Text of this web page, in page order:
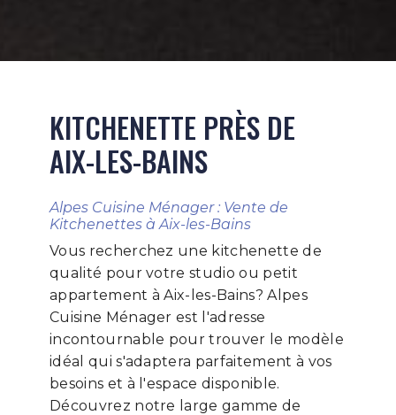
KITCHENETTE PRÈS DE
AIX-LES-BAINS
Alpes Cuisine Ménager : Vente de
Kitchenettes à Aix-les-Bains
Vous recherchez une kitchenette de
qualité pour votre studio ou petit
appartement à Aix-les-Bains? Alpes
Cuisine Ménager est l'adresse
incontournable pour trouver le modèle
idéal qui s'adaptera parfaitement à vos
besoins et à l'espace disponible.
Découvrez notre large gamme de